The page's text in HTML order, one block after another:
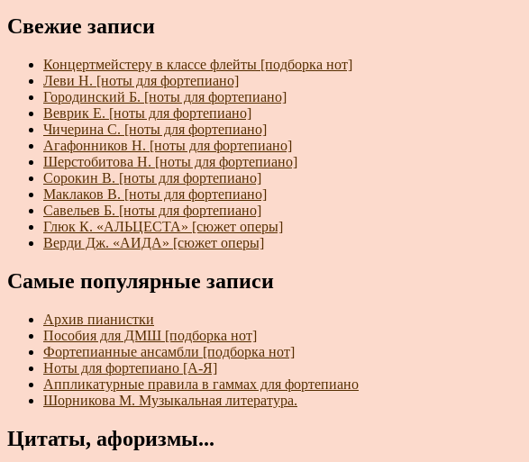
Свежие записи
Концертмейстеру в классе флейты [подборка нот]
Леви Н. [ноты для фортепиано]
Городинский Б. [ноты для фортепиано]
Веврик Е. [ноты для фортепиано]
Чичерина С. [ноты для фортепиано]
Агафонников Н. [ноты для фортепиано]
Шерстобитова Н. [ноты для фортепиано]
Сорокин В. [ноты для фортепиано]
Маклаков В. [ноты для фортепиано]
Савельев Б. [ноты для фортепиано]
Глюк К. «АЛЬЦЕСТА» [сюжет оперы]
Верди Дж. «АИДА» [сюжет оперы]
Самые популярные записи
Архив пианистки
Пособия для ДМШ [подборка нот]
Фортепианные ансамбли [подборка нот]
Ноты для фортепиано [А-Я]
Аппликатурные правила в гаммах для фортепиано
Шорникова М. Музыкальная литература.
Цитаты, афоризмы...